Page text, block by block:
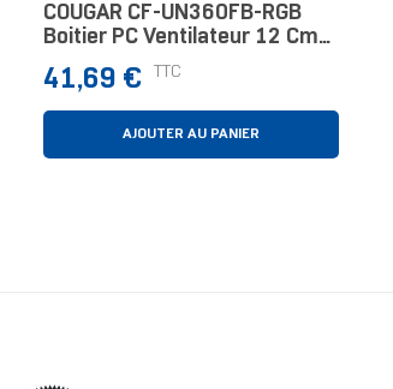
COUGAR CF-UN360FB-RGB
Boitier PC Ventilateur 12 Cm
Prix
41,69 € TTC
AJOUTER AU PANIER